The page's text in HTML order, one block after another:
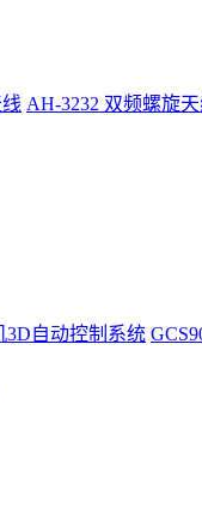
AH-3232 双频螺旋
3D自动控制系统